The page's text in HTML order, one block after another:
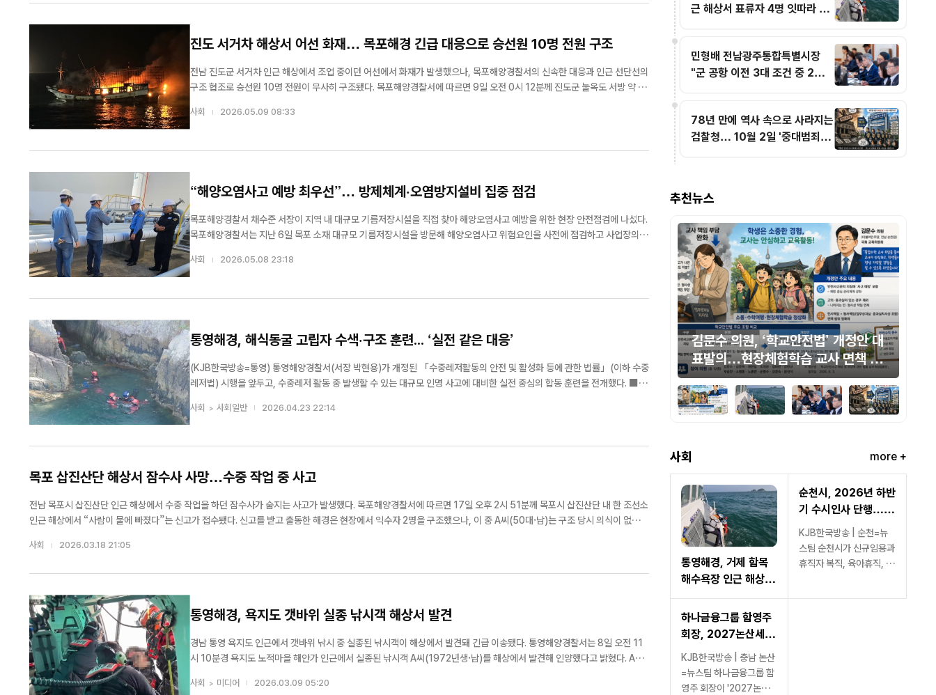
진도 서거차 해상서 어선 화재… 목포해경 긴급 대응으로 승선원 10명 전원 구조
전남 진도군 서거차 인근 해상에서 조업 중이던 어선에서 화재가 발생했으나, 목포해양경찰서의 신속한 대응과 인근 선단선의
구조 협조로 승선원 10명 전원이 무사히 구조됐다. 목포해양경찰서에 따르면 9일 오전 0시 12분께 진도군 눌옥도 서방 약 6
국적 4명, 베트남 국적 1명 등 총 10명이 ...
사회 2026.05.09 08:33
“해양오염사고 예방 최우선”… 방제체계·오염방지설비 집중 점검
목포해양경찰서 채수준 서장이 지역 내 대규모 기름저장시설을 직접 찾아 해양오염사고 예방을 위한 현장 안전점검에 나섰다.
목포해양경찰서는 지난 6일 목포 소재 대규모 기름저장시설을 방문해 해양오염사고 위험요인을 사전에 점검하고 사업장의
안전관리 체계를 강화하기 위한 현장 점검을 실시했다고 7일 밝혔다. 이번 점검은 ‘2026년 해양시설 집중안전점검 계획’의
일환으로 추진됐으며, 최근 ...
사회 2026.05.08 23:18
통영해경, 해식동굴 고립자 수색·구조 훈련... ‘실전 같은 대응’
(KJB한국방송=통영) 통영해양경찰서(서장 박현용)가 개정된 「수중레저활동의 안전 및 활성화 등에 관한 법률」(이하 수중
레저법) 시행을 앞두고, 수중레저 활동 중 발생할 수 있는 대규모 인명 사고에 대비한 실전 중심의 합동 훈련을 전개했다. ■ 안
양경찰청으로 이관됨에 따라 ...
사회 사회일반 2026.04.23 22:14
목포 삽진산단 해상서 잠수사 사망…수중 작업 중 사고
전남 목포시 삽진산단 인근 해상에서 수중 작업을 하던 잠수사가 숨지는 사고가 발생했다. 목포해양경찰서에 따르면 17일 오후 2시 51분께 목포시 삽진산단 내 한 조선소
인근 해상에서 “사람이 물에 빠졌다”는 신고가 접수됐다. 신고를 받고 출동한 해경은 현장에서 익수자 2명을 구조했으나, 이 중 A씨(50대·남)는 구조 당시 의식이 없는
사회 2026.03.18 21:05
통영해경, 욕지도 갯바위 실종 낚시객 해상서 발견
경남 통영 욕지도 인근에서 갯바위 낚시 중 실종된 낚시객이 해상에서 발견돼 긴급 이송됐다. 통영해양경찰서는 8일 오전 11
시 10분경 욕지도 노적마을 해안가 인근에서 실종된 낚시객 A씨(1972년생·남)를 해상에서 발견해 인양했다고 밝혔다. A씨
오전 8시경 해...
사회 미디어 2026.03.09 05:20
근 해상서 표류자 4명 잇따라 구
민형배 전남광주통합특별시장
"군 공항 이전 3대 조건 중 2개
78년 만에 역사 속으로 사라지는
검찰청… 10월 2일 '중대범죄수
추천뉴스
산세계딸기산업엑스포 민간위원장
산업 교류·비즈니스 플랫폼 구축 기
를 위한 민관 협력 체계가 본격 가동된다. (재)논산세
계딸기산업엑스포조직위원회(공동위원장 박수현 충
남도지사·백성현 논산시장)는 3일 함영주 하나금융
그룹 회장을...
김문수 의원, ‘학교안전법’ 개정안 대
위 명확화
통영해경, 거제 함목해수욕장 인근
해상서 표류자 4명 잇따라 구조
사회 more +
통영해경, 거제 함목
해수욕장 인근 해상서
표류자 4명 잇따라 구
조
순천시, 2026년 하반
기 수시인사 단행…신
규임용·복직 등 20명
KJB한국방송 | 순천=뉴
스팀 순천시가 신규임용과
휴직자 복직, 육아휴직, 시
하나금융그룹 함영주
회장, 2027논산세계
딸기산업엑스포 민간
위원장 위촉민관 협력
본격화… "세계 딸기
KJB한국방송 | 충남 논산
=뉴스팀 하나금융그룹 함
영주 회장이 '2027논산